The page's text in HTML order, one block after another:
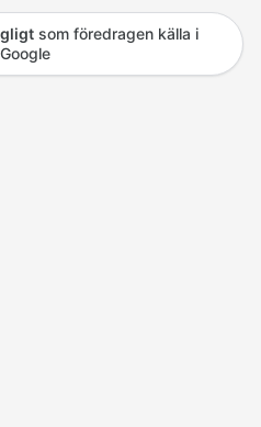
som föredragen källa i
Google